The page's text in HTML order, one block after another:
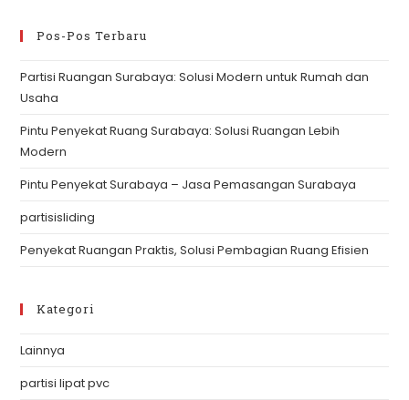
Pos-Pos Terbaru
Partisi Ruangan Surabaya: Solusi Modern untuk Rumah dan
Usaha
Pintu Penyekat Ruang Surabaya: Solusi Ruangan Lebih
Modern
Pintu Penyekat Surabaya – Jasa Pemasangan Surabaya
partisisliding
Penyekat Ruangan Praktis, Solusi Pembagian Ruang Efisien
Kategori
Lainnya
partisi lipat pvc